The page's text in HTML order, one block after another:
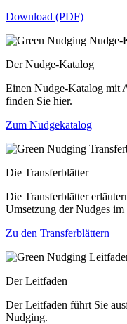
Download (PDF)
Der Nudge-Katalog
Einen Nudge-Katalog mit
finden Sie hier.
Zum Nudgekatalog
Die Transferblätter
Die Transferblätter
Umsetzung der Nudges im
Zu den Transferblättern
Der Leitfaden
Der Leitfaden führt Sie
Nudging.